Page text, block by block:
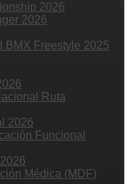
2026
2026
BMX Freestyle 2025
Ruta
2026
Funcional
Médica (MDF)